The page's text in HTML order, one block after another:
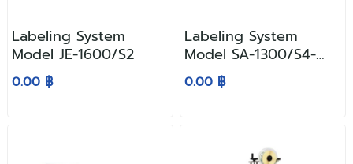
Labeling System
Model JE-1600/S2
0.00 ฿
Labeling System
Model SA-1300/S4-
PFP
0.00 ฿